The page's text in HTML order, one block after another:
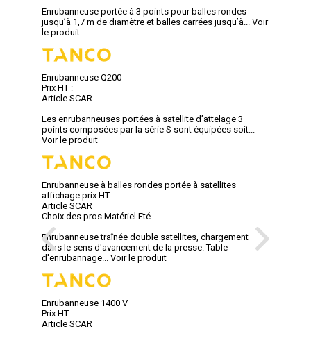
Enrubanneuse portée à 3 points pour balles rondes
jusqu’à 1,7 m de diamètre et balles carrées jusqu’à...
Voir
le produit
Enrubanneuse Q200
Prix HT :
Article SCAR
Les enrubanneuses portées à satellite d’attelage 3
points composées par la série S sont équipées soit...
Voir le produit
Enrubanneuse à balles rondes portée à satellites
affichage prix HT
Article SCAR
Choix des pros Matériel Eté
Enrubanneuse traînée double satellites, chargement
dans le sens d'avancement de la presse. Table
d'enrubannage...
Voir le produit
Enrubanneuse 1400 V
Prix HT :
Article SCAR